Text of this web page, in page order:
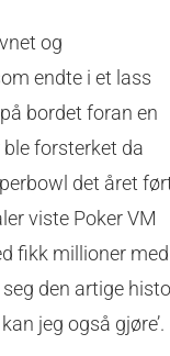
og
endte i et lass
bordet foran en
forsterket da
det året
viste Poker VM
fikk millioner med
den artige
jeg også gjøre’.